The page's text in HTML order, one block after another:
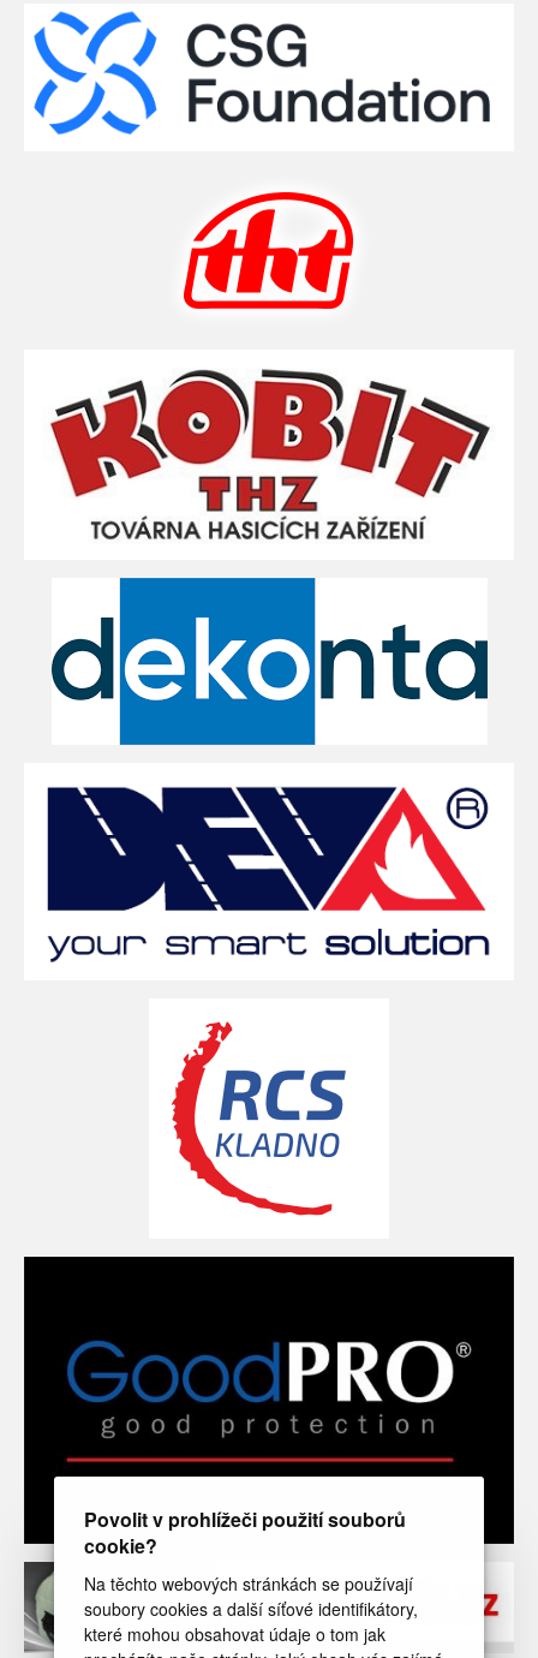
Povolit v prohlížeči použití souborů
cookie?
Na těchto webových stránkách se používají
soubory cookies a další síťové identifikátory,
které mohou obsahovat údaje o tom jak